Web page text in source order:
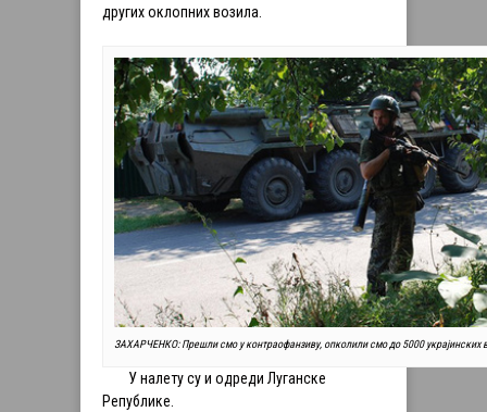
других оклопних возила.
ЗАХАРЧЕНКО: Прешли смо у контраофанзиву, опколили смо до 5000 украјинских
У налету су и одреди Луганске
Републике.